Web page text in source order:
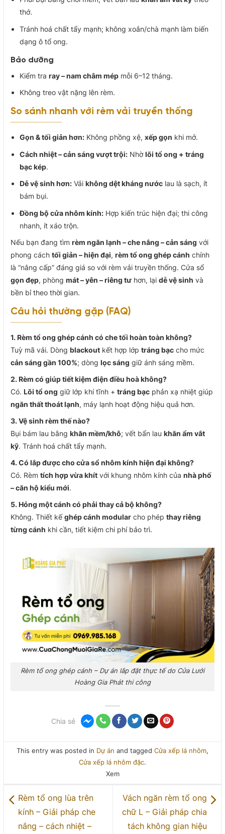
thớ.
Tránh hoá chất tẩy mạnh; không xoắn/chà mạnh làm biến
dạng ô tổ ong.
Bảo dưỡng
Kiểm tra ray – nam châm mép mỗi 6–12 tháng.
Không treo vật nặng lên rèm.
So sánh nhanh với rèm vải truyền thống
Gọn & tối giản hơn: Không phồng xệ, xếp gọn khi mở.
Cách nhiệt – cản sáng vượt trội: Nhờlõi tổ ong + tráng
bạc kép.
Dễ vệ sinh hơn: Vải không dệt kháng nước lau là sạch, ít
bám bụi.
Đồng bộ cửa nhôm kính: Hợp kiến trúc hiện đại; thi công
nhanh, ít xáo trộn.
Nếu bạn đang tìm rèm ngăn lạnh – che nắng – cản sáng với
phong cách tối giản – hiện đại, rèm tổ ong ghép cánh chính
là “nâng cấp” đáng giá so với rèm vải truyền thống. Cửa sổ
gọn đẹp, phòng mát – yên – riêng tư hơn, lại dễ vệ sinh và
bền bỉ theo thời gian.
Câu hỏi thường gặp (FAQ)
1. Rèm tổ ong ghép cánh có che tối hoàn toàn không?
Tuỳ mã vải. Dòng blackout kết hợp lớp tráng bạc cho mức
cản sáng gần 100%; dòng lọc sáng giữ ánh sáng mềm.
2. Rèm có giúp tiết kiệm điện điều hoà không?
Có. Lõi tổ ong giữ lớp khí tĩnh + tráng bạc phản xạ nhiệt giúp
ngăn thất thoát lạnh, máy lạnh hoạt động hiệu quả hơn.
3. Vệ sinh rèm thế nào?
Bụi bám lau bằng khăn mềm/khô; vết bẩn lau khăn ẩm vắt
kỹ. Tránh hoá chất tẩy mạnh.
4. Có lắp được cho cửa sổ nhôm kính hiện đại không?
Có. Rèm tích hợp vừa khít với khung nhôm kính của nhà phố
– căn hộ kiểu mới.
5. Hỏng một cánh có phải thay cả bộ không?
Không. Thiết kếghép cánh modular cho phép thay riêng
từng cánh khi cần, tiết kiệm chi phí bảo trì.
Rèm tổ ong ghép cánh – Dự án lắp đặt thực tế do Cửa Lưới
Hoàng Gia Phát thi công
Chia sẻ
This entry was posted in Dự án and tagged Cửa xếp lá nhôm,
Cửa xếp lá nhôm đặc.
Xem
Rèm tổ ong lùa trên
kính – Giải pháp che
nắng – cách nhiệt –
Vách ngăn rèm tổ ong
chữ L – Giải pháp chia
tách không gian hiệu